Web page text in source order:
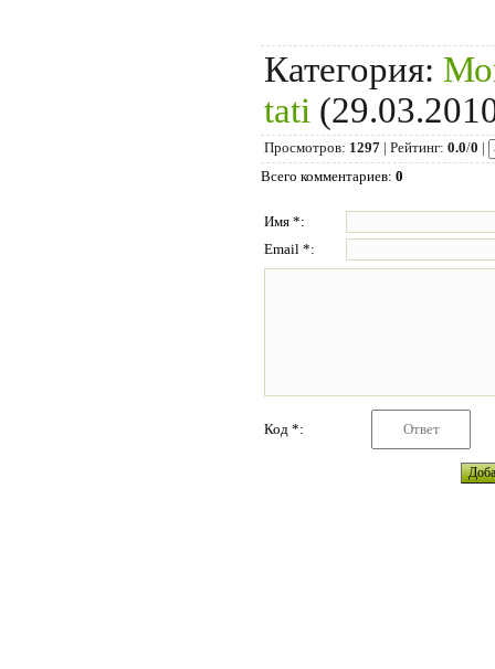
Категория:
tati
Просмотров: 1297 | Рейтинг: 0.0/0 |
Всего комментариев: 0
Имя *:
Email *:
Код *: